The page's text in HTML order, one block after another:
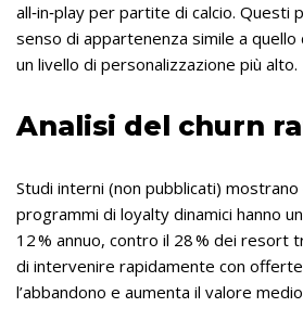
all‑in‑play per partite di calcio. Questi
senso di appartenenza simile a quello
un livello di personalizzazione più alto.
Analisi del churn
Studi interni (non pubblicati) mostrano
programmi di loyalty dinamici hanno
12 % annuo, contro il 28 % dei resort
di intervenire rapidamente con
l’abbandono e aumenta il valore